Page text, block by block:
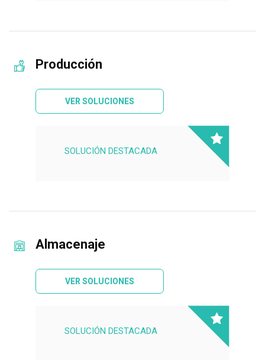
Producción
VER SOLUCIONES
SOLUCIÓN DESTACADA
Almacenaje
VER SOLUCIONES
SOLUCIÓN DESTACADA